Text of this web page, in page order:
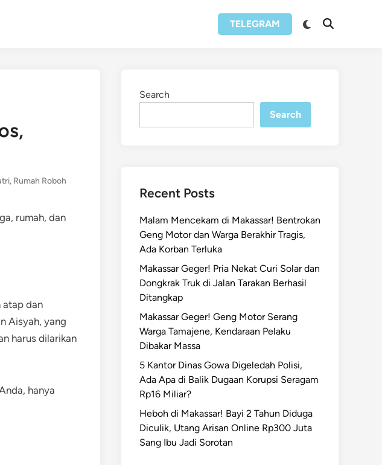
TELEGRAM
Switch
Open
, Rumah Roboh
rumah, dan
atap dan
Aisyah, yang
harus dilarikan
hanya
Search
Search
Recent Posts
Malam Mencekam di Makassar! Bentrokan
Geng Motor dan Warga Berakhir Tragis,
Ada Korban Terluka
Makassar Geger! Pria Nekat Curi Solar dan
Dongkrak Truk di Jalan Tarakan Berhasil
Ditangkap
Makassar Geger! Geng Motor Serang
Warga Tamajene, Kendaraan Pelaku
Dibakar Massa
5 Kantor Dinas Gowa Digeledah Polisi,
Ada Apa di Balik Dugaan Korupsi Seragam
Rp16 Miliar?
Heboh di Makassar! Bayi 2 Tahun Diduga
Diculik, Utang Arisan Online Rp300 Juta
Sang Ibu Jadi Sorotan